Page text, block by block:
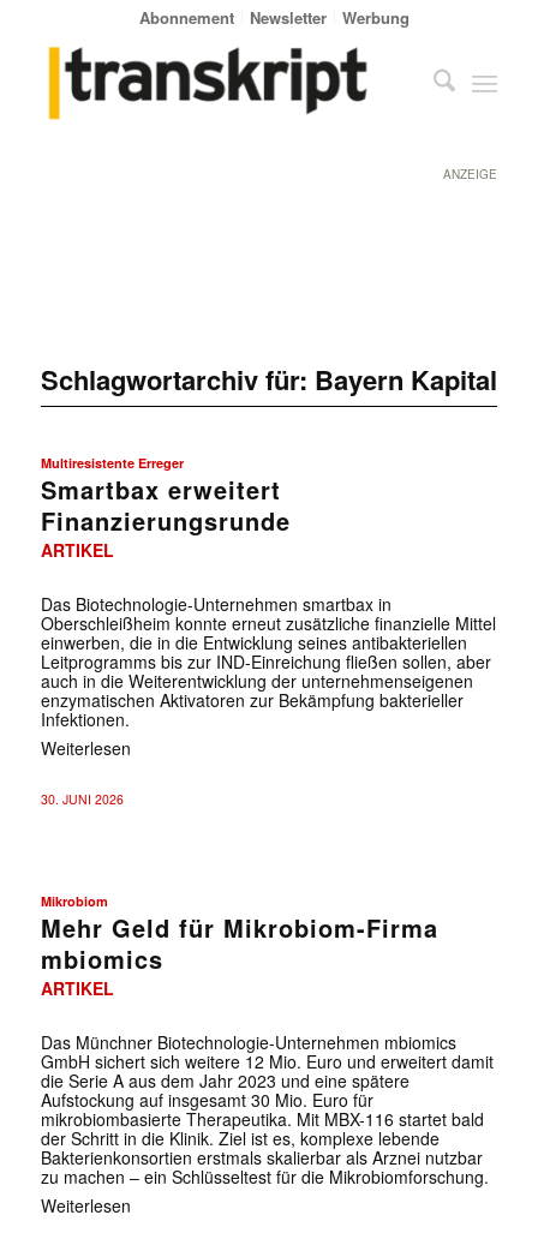
Abonnement Newsletter Werbung
ANZEIGE
Schlagwortarchiv für: Bayern Kapital
Multiresistente Erreger
Smartbax erweitert
Finanzierungsrunde
ARTIKEL
Das Biotechnologie-Unternehmen smartbax in
Oberschleißheim konnte erneut zusätzliche finanzielle Mittel
einwerben, die in die Entwicklung seines antibakteriellen
Leitprogramms bis zur IND-Einreichung fließen sollen, aber
auch in die Weiterentwicklung der unternehmenseigenen
enzymatischen Aktivatoren zur Bekämpfung bakterieller
Infektionen.
Weiterlesen
30. JUNI 2026
Mikrobiom
Mehr Geld für Mikrobiom-Firma
mbiomics
ARTIKEL
Das Münchner Biotechnologie-Unternehmen mbiomics
GmbH sichert sich weitere 12 Mio. Euro und erweitert damit
die Serie A aus dem Jahr 2023 und eine spätere
Aufstockung auf insgesamt 30 Mio. Euro für
mikrobiombasierte Therapeutika. Mit MBX-116 startet bald
der Schritt in die Klinik. Ziel ist es, komplexe lebende
Bakterienkonsortien erstmals skalierbar als Arznei nutzbar
zu machen – ein Schlüsseltest für die Mikrobiomforschung.
Weiterlesen